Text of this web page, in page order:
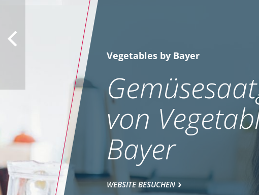
Vegetables by Bayer
von
Bayer
WEBSITE BESUCHEN